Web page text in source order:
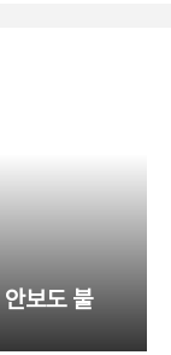
보도 불